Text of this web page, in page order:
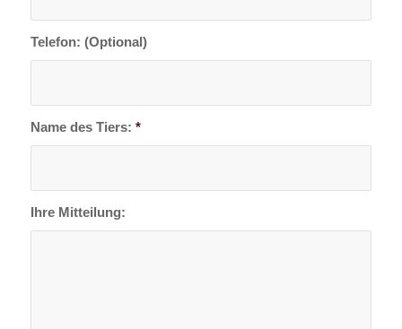
Telefon: (Optional)
Name des Tiers: *
Ihre Mitteilung: